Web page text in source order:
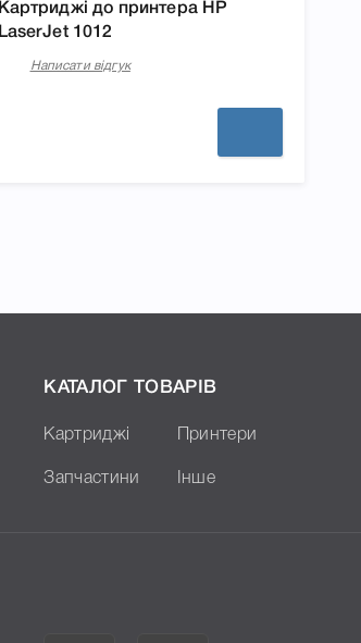
Картриджі до принтера HP
LaserJet 1012
Написати відгук
КАТАЛОГ ТОВАРІВ
Картриджі Принтери
Запчастини Інше